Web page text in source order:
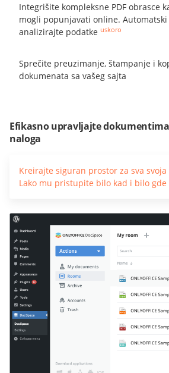
Integrišite kompleksne PDF obrasce
mogli popunjavati online.
analizirajte podatke uskoro
Sprečite preuzimanje, štampanje i
dokumenata sa vašeg sajta
Efikasno upravljajte dokumentima
naloga
Kreirajte siguran prostor za sva
Lako mu pristupite bilo kad i bilo gde